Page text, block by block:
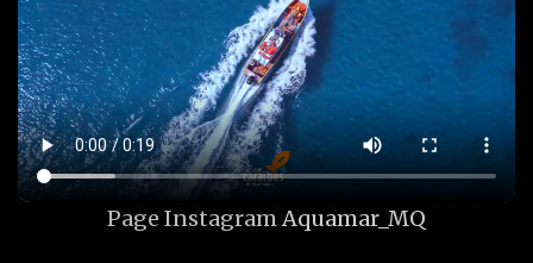
Page InstagramAquamar_MQ